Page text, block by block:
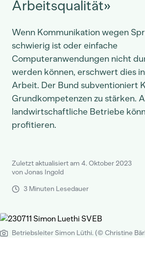
Arbeitsqualität»
Wenn Kommunikation wegen
schwierig ist oder einfache
Computeranwendungen nicht
werden können, erschwert dies
Arbeit. Der Bund subventioniert
Grundkompetenzen zu stärken.
landwirtschaftliche Betriebe
profitieren.
Zuletzt aktualisiert am 4. Oktober 2023
von Jonas Ingold
3 Minuten Lesedauer
Betriebsleiter Simon Lüthi. (© Christine